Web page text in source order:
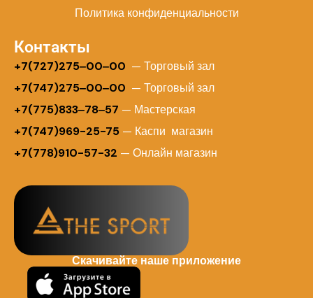
Политика конфиденциальности
Контакты
+7(727)275‒00‒00 — Торговый зал
+7(747)275‒00‒00 — Торговый зал
+7(775)833‒78‒57 — Мастерская
+7(747)969-25-75 — Каспи магазин
+7(778)910-57-32 — Онлайн магазин
Скачивайте наше приложение